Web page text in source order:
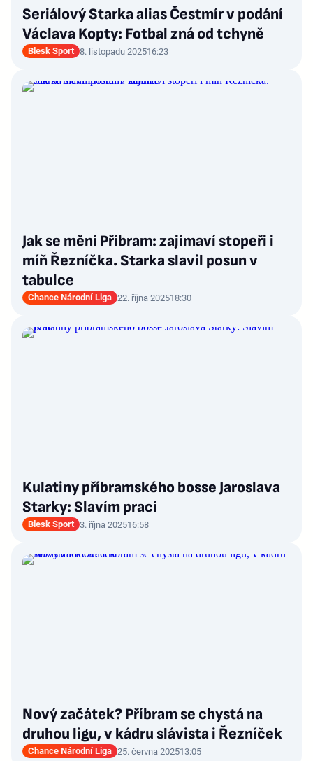
Seriálový Starka alias Čestmír v podání
Václava Kopty: Fotbal zná od tchyně
Blesk Sport 8. listopadu 202516:23
Jak se mění Příbram: zajímaví stopeři i
míň Řezníčka. Starka slavil posun v
tabulce
Chance Národní Liga 22. října 202518:30
Kulatiny příbramského bosse Jaroslava
Starky: Slavím prací
Blesk Sport 3. října 202516:58
Nový začátek? Příbram se chystá na
druhou ligu, v kádru slávista i Řezníček
Chance Národní Liga 25. června 202513:05